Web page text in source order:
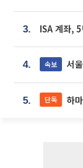
3. ISA 계좌,
4. 속보 서
5. 단독 하마